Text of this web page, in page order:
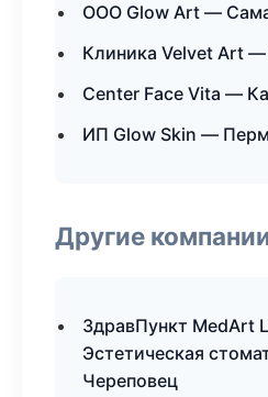
ООО Glow Art —
Клиника Velvet Art —
Center Face Vita —
ИП Glow Skin —
Другие
ЗдравПункт MedArt
Эстетическая
Череповец